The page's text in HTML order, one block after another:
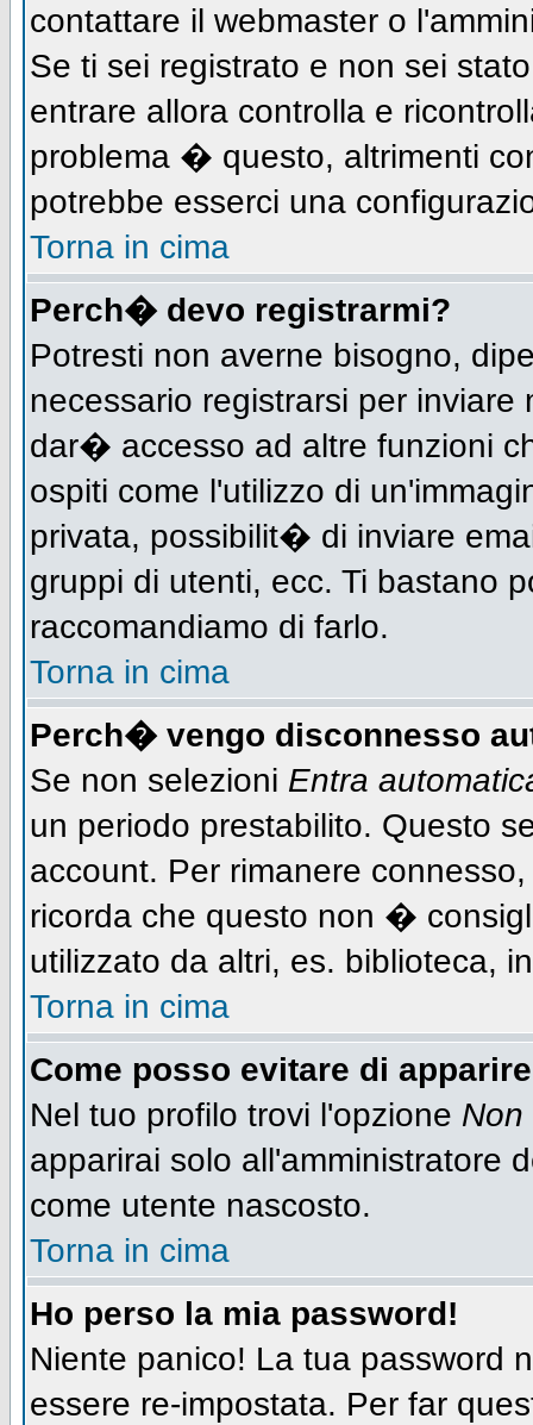
contattare il webmaster o
Se ti sei registrato e non sei
entrare allora controlla e
problema � questo, altrimenti
potrebbe esserci una
Torna in cima
Perch� devo registrarmi?
Potresti non averne bisogno,
necessario registrarsi per
dar� accesso ad altre funzioni
ospiti come l'utilizzo di
privata, possibilit� di inviare
gruppi di utenti, ecc. Ti bastano
raccomandiamo di farlo.
Torna in cima
Perch� vengo disconnesso
Se non selezioni Entra
un periodo prestabilito. Questo
account. Per rimanere
ricorda che questo non �
utilizzato da altri, es. biblioteca,
Torna in cima
Come posso evitare di
Nel tuo profilo trovi l'opzione Non
apparirai solo all'amministratore
come utente nascosto.
Torna in cima
Ho perso la mia password!
Niente panico! La tua
essere re-impostata. Per far